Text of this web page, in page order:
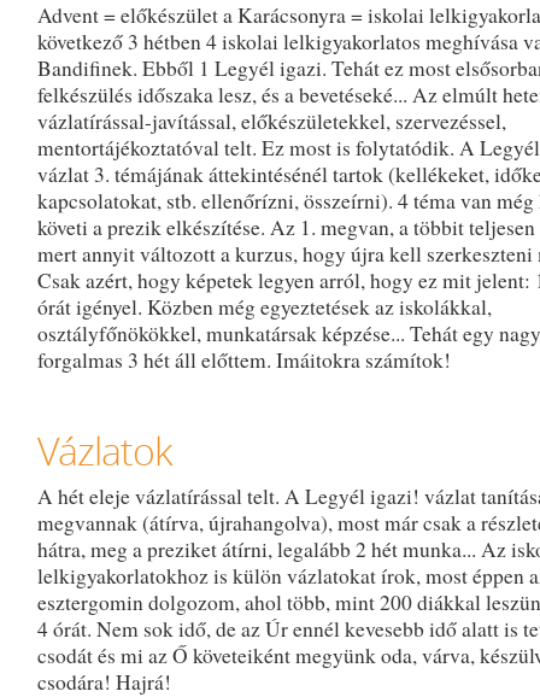
Advent = előkészület a Karácsonyra = iskolai
következő 3 hétben 4 iskolai lelkigyakorlatos meghívása
Bandifinek. Ebből 1 Legyél igazi. Tehát ez most
felkészülés időszaka lesz, és a bevetéseké... Az elmúlt
vázlatírással-javítással, előkészületekkel, szervezéssel,
mentortájékoztatóval telt. Ez most is folytatódik. A
vázlat 3. témájának áttekintésénél tartok (kellékeket,
kapcsolatokat, stb. ellenőrízni, összeírni). 4 téma van még
követi a prezik elkészítése. Az 1. megvan, a többit
mert annyit változott a kurzus, hogy újra kell szerkeszteni
Csak azért, hogy képetek legyen arról, hogy ez mit jelent:
órát igényel. Közben még egyeztetések az iskolákkal,
osztályfőnökökkel, munkatársak képzése... Tehát egy
forgalmas 3 hét áll előttem. Imáitokra számítok!
Vázlatok
A hét eleje vázlatírással telt. A Legyél igazi! vázlat
megvannak (átírva, újrahangolva), most már csak a
hátra, meg a preziket átírni, legalább 2 hét munka... Az
lelkigyakorlatokhoz is külön vázlatokat írok, most éppen
esztergomin dolgozom, ahol több, mint 200 diákkal
4 órát. Nem sok idő, de az Úr ennél kevesebb idő alatt is
csodát és mi az Ő követeiként megyünk oda, várva,
csodára! Hajrá!